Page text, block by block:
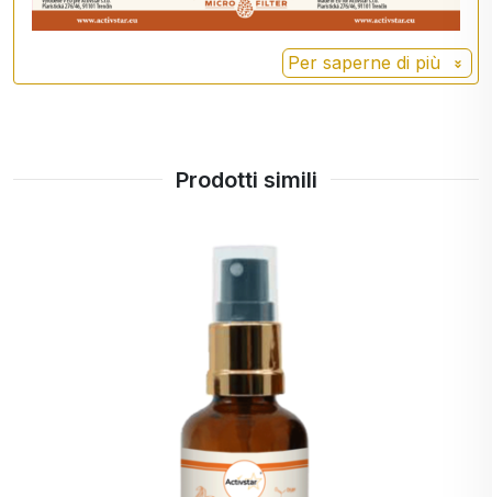
Per saperne di più
Prodotti simili